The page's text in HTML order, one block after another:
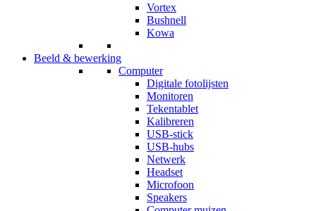
Vortex
Bushnell
Kowa
Beeld & bewerking
Computer
Digitale fotolijsten
Monitoren
Tekentablet
Kalibreren
USB-stick
USB-hubs
Netwerk
Headset
Microfoon
Speakers